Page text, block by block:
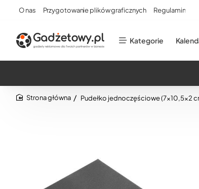
O nas Przygotowanie plików graficznych Regulamin
Kategorie
Pudełko jednoczęściowe (7x10,5x2